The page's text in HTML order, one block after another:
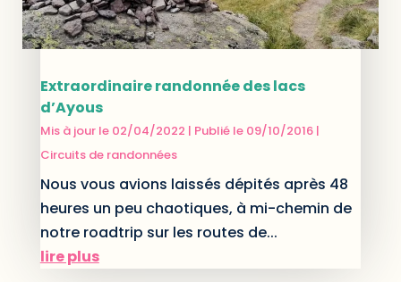
Extraordinaire randonnée des lacs
d’Ayous
Mis à jour le 02/04/2022 | Publié le 09/10/2016|
Circuits de randonnées
Nous vous avions laissés dépités après 48
heures un peu chaotiques, à mi-chemin de
notre roadtrip sur les routes de...
lire plus